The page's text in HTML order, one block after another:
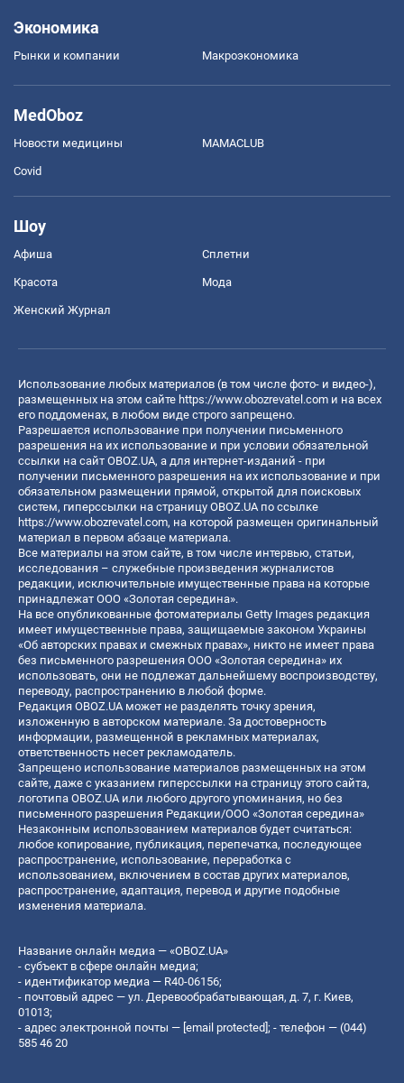
Экономика
Рынки и компании Mакроэкономика
MedOboz
Новости медицины MAMACLUB
Covid
Шоу
Афиша Сплетни
Красота Мода
Женский Журнал
Использование любых материалов (в том числе фото- и видео-),
размещенных на этом сайте https://www.obozrevatel.com и на всех
его поддоменах, в любом виде строго запрещено.
Разрешается использование при получении письменного
разрешения на их использование и при условии обязательной
ссылки на сайт OBOZ.UA, а для интернет-изданий - при
получении письменного разрешения на их использование и при
обязательном размещении прямой, открытой для поисковых
систем, гиперссылки на страницу OBOZ.UA по ссылке
https://www.obozrevatel.com, на которой размещен оригинальный
материал в первом абзаце материала.
Все материалы на этом сайте, в том числе интервью, статьи,
исследования – служебные произведения журналистов
редакции, исключительные имущественные права на которые
принадлежат ООО «Золотая середина».
На все опубликованные фотоматериалы Getty Images редакция
имеет имущественные права, защищаемые законом Украины
«Об авторских правах и смежных правах», никто не имеет права
без письменного разрешения ООО «Золотая середина» их
использовать, они не подлежат дальнейшему воспроизводству,
переводу, распространению в любой форме.
Редакция OBOZ.UA может не разделять точку зрения,
изложенную в авторском материале. За достоверность
информации, размещенной в рекламных материалах,
ответственность несет рекламодатель.
Запрещено использование материалов размещенных на этом
сайте, даже с указанием гиперссылки на страницу этого сайта,
логотипа OBOZ.UA или любого другого упоминания, но без
письменного разрешения Редакции/ООО «Золотая середина»
Незаконным использованием материалов будет считаться:
любое копирование, публикация, перепечатка, последующее
распространение, использование, переработка с
использованием, включением в состав других материалов,
распространение, адаптация, перевод и другие подобные
изменения материала.
Название онлайн медиа — «OBOZ.UA»
- субъект в сфере онлайн медиа;
- идентификатор медиа — R40-06156;
- почтовый адрес — ул. Деревообрабатывающая, д. 7, г. Киев,
01013;
- адрес электронной почты — [email protected]; - телефон — (044)
585 46 20